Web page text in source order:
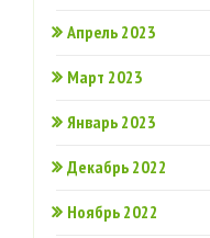
Апрель 2023
Март 2023
Январь 2023
Декабрь 2022
Ноябрь 2022